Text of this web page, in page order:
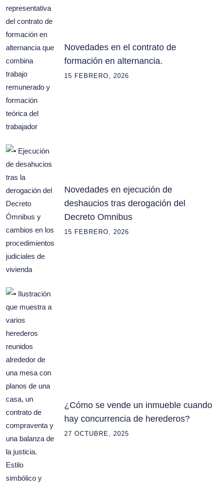
Novedades en el contrato de
formación en alternancia.
15 FEBRERO, 2026
Novedades en ejecución de
deshaucios tras derogación del
Decreto Omnibus
15 FEBRERO, 2026
¿Cómo se vende un inmueble cuando
hay concurrencia de herederos?
27 OCTUBRE, 2025